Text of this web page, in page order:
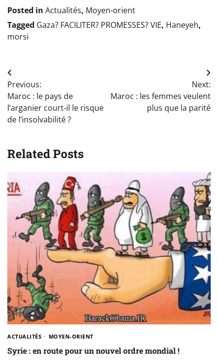
Posted in Actualités, Moyen-orient
Tagged Gaza? FACILITER? PROMESSES? VIE, Haneyeh,
morsi
Navigation
de
l’article
Previous:
Maroc : le pays de
l’arganier court-il le risque
de l’insolvabilité ?
Next:
Maroc : les femmes veulent
plus que la parité
Related Posts
ACTUALITÉS MOYEN-ORIENT
Syrie : en route pour un nouvel ordre mondial !